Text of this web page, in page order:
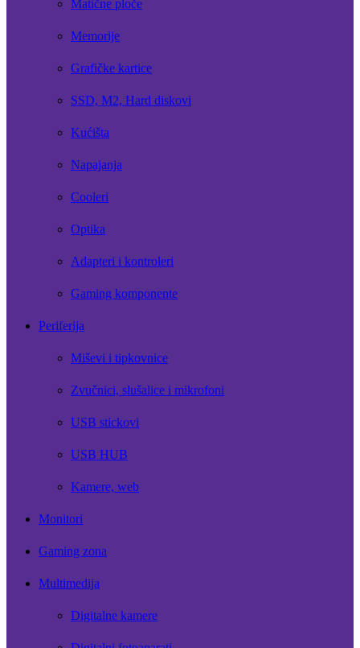
Matične ploče
Memorije
Grafičke kartice
SSD, M2, Hard diskovi
Kućišta
Napajanja
Cooleri
Optika
Adapteri i kontroleri
Gaming komponente
Periferija
Miševi i tipkovnice
Zvučnici, slušalice i mikrofoni
USB stickovi
USB HUB
Kamere, web
Monitori
Gaming zona
Multimedija
Digitalne kamere